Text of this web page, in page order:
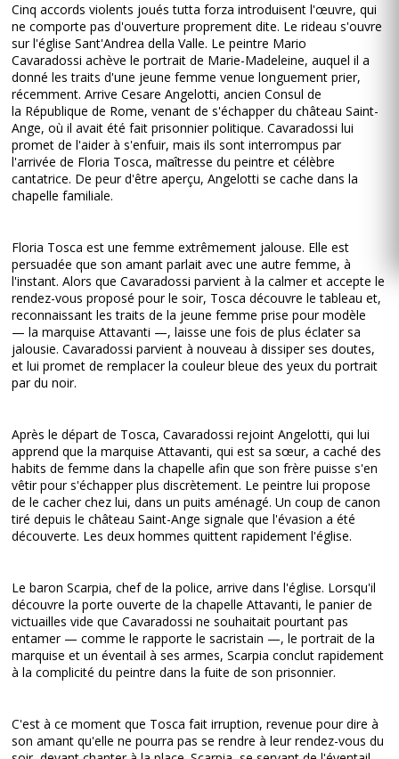
Cinq accords violents joués tutta forza introduisent l'œuvre, qui
ne comporte pas d'ouverture proprement dite. Le rideau s'ouvre
sur l'église Sant'Andrea della Valle. Le peintre Mario
Cavaradossi achève le portrait de Marie-Madeleine, auquel il a
donné les traits d'une jeune femme venue longuement prier,
récemment. Arrive Cesare Angelotti, ancien Consul de
la République de Rome, venant de s'échapper du château Saint-
Ange, où il avait été fait prisonnier politique. Cavaradossi lui
promet de l'aider à s'enfuir, mais ils sont interrompus par
l'arrivée de Floria Tosca, maîtresse du peintre et célèbre
cantatrice. De peur d'être aperçu, Angelotti se cache dans la
chapelle familiale.
Floria Tosca est une femme extrêmement jalouse. Elle est
persuadée que son amant parlait avec une autre femme, à
l'instant. Alors que Cavaradossi parvient à la calmer et accepte le
rendez-vous proposé pour le soir, Tosca découvre le tableau et,
reconnaissant les traits de la jeune femme prise pour modèle
— la marquise Attavanti —, laisse une fois de plus éclater sa
jalousie. Cavaradossi parvient à nouveau à dissiper ses doutes,
et lui promet de remplacer la couleur bleue des yeux du portrait
par du noir.
Après le départ de Tosca, Cavaradossi rejoint Angelotti, qui lui
apprend que la marquise Attavanti, qui est sa sœur, a caché des
habits de femme dans la chapelle afin que son frère puisse s'en
vêtir pour s'échapper plus discrètement. Le peintre lui propose
de le cacher chez lui, dans un puits aménagé. Un coup de canon
tiré depuis le château Saint-Ange signale que l'évasion a été
découverte. Les deux hommes quittent rapidement l'église.
Le baron Scarpia, chef de la police, arrive dans l'église. Lorsqu'il
découvre la porte ouverte de la chapelle Attavanti, le panier de
victuailles vide que Cavaradossi ne souhaitait pourtant pas
entamer — comme le rapporte le sacristain —, le portrait de la
marquise et un éventail à ses armes, Scarpia conclut rapidement
à la complicité du peintre dans la fuite de son prisonnier.
C'est à ce moment que Tosca fait irruption, revenue pour dire à
son amant qu'elle ne pourra pas se rendre à leur rendez-vous du